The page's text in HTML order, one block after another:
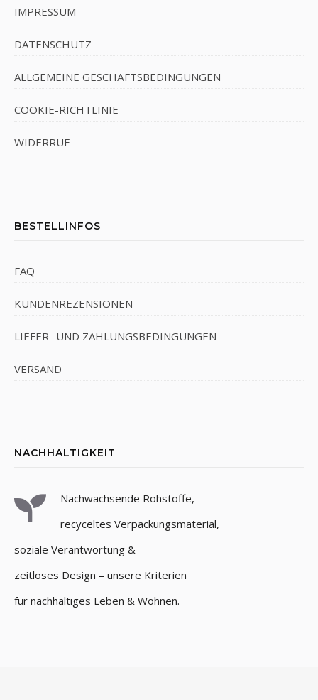
IMPRESSUM
DATENSCHUTZ
ALLGEMEINE GESCHÄFTSBEDINGUNGEN
COOKIE-RICHTLINIE
WIDERRUF
BESTELLINFOS
FAQ
KUNDENREZENSIONEN
LIEFER- UND ZAHLUNGSBEDINGUNGEN
VERSAND
NACHHALTIGKEIT
Nachwachsende Rohstoffe,
recyceltes Verpackungsmaterial,
soziale Verantwortung &
zeitloses Design – unsere Kriterien
für nachhaltiges Leben & Wohnen.